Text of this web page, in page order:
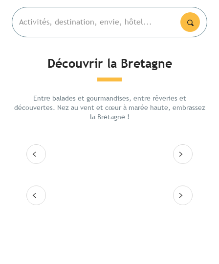
Activités, destination, envie, hôtel...
Découvrir la Bretagne
Entre balades et gourmandises, entre rêveries et
découvertes. Nez au vent et cœur à marée haute, embrassez
la Bretagne !
Les lieux emblématiques
Lire la suite
Lire la suite
Les 10 destinations
Itinéraires
Lire la suite